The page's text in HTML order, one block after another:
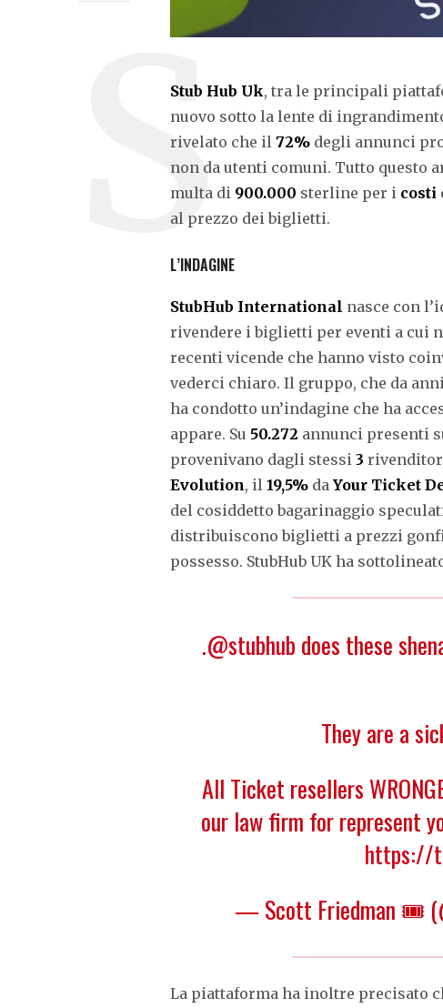
Stub Hub Uk, tra le principali
nuovo sotto la lente di
rivelato che il 72% degli annunci
non da utenti comuni. Tutto questo
multa di 900.000 sterline per i costi
al prezzo dei biglietti.
L’INDAGINE
StubHub International nasce con
rivendere i biglietti per eventi a cui
recenti vicende che hanno visto
vederci chiaro. Il gruppo, che da
ha condotto un’indagine che ha
appare. Su 50.272 annunci presenti
provenivano dagli stessi 3
Evolution, il 19,5% da Your Ticket
del cosiddetto bagarinaggio
distribuiscono biglietti a prezzi
possesso. StubHub UK ha
.@stubhub does these
They are a
All Ticket resellers
our law firm for represent
https://
— Scott Friedman 🎟️
La piattaforma ha inoltre precisato